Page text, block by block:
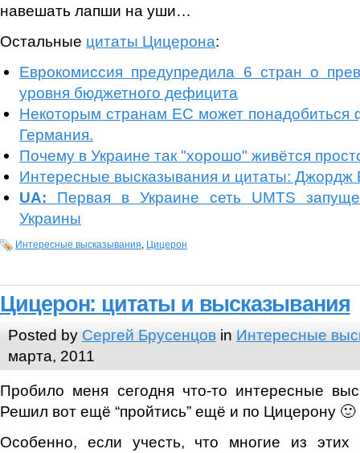
навешать лапши на уши…
Остальные цитаты Цицерона:
Еврокомиссия предупредила 6 стран о
уровня бюджетного дефицита
Некоторым странам ЕС может понадобиться
Германия.
Почему в Украине так "хорошо" живётся
Интересные высказывания и цитаты:
UA: Первая в Украине сеть UMTS
Украины
Интересные высказывания, Цицерон
Цицерон: цитаты и высказывания
Posted by Сергей Брусенцовin Интересные
марта, 2011
Пробило меня сегодня что-то интересные
Решил вот ещё “пройтись” ещё и по Цицерону 🙂
Особенно, если учесть, что многие из